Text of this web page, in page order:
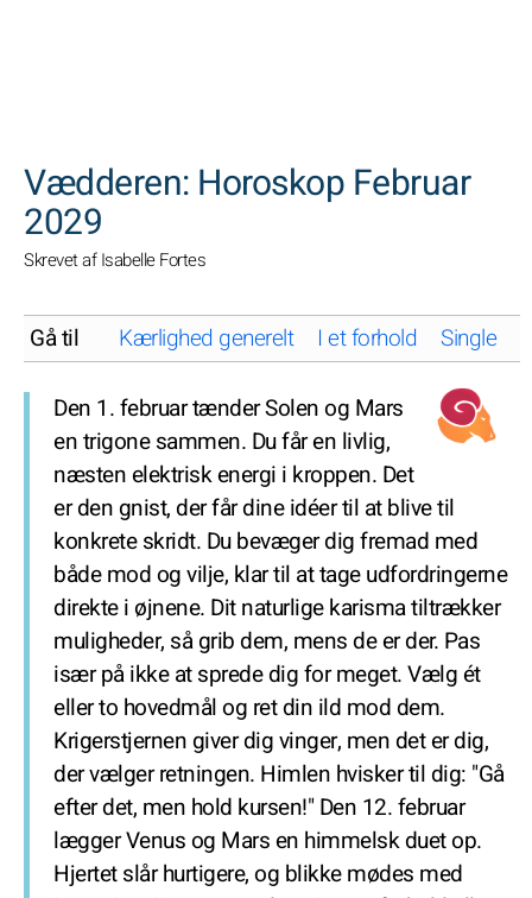
Vædderen: Horoskop Februar
2029
Skrevet af Isabelle Fortes
Gå til Kærlighed generelt I et forhold Single
Den 1. februar tænder Solen og Mars
en trigone sammen. Du får en livlig,
næsten elektrisk energi i kroppen. Det
er den gnist, der får dine idéer til at blive til
konkrete skridt. Du bevæger dig fremad med
både mod og vilje, klar til at tage udfordringerne
direkte i øjnene. Dit naturlige karisma tiltrækker
muligheder, så grib dem, mens de er der. Pas
især på ikke at sprede dig for meget. Vælg ét
eller to hovedmål og ret din ild mod dem.
Krigerstjernen giver dig vinger, men det er dig,
der vælger retningen. Himlen hvisker til dig: "Gå
efter det, men hold kursen!" Den 12. februar
lægger Venus og Mars en himmelsk duet op.
Hjertet slår hurtigere, og blikke mødes med